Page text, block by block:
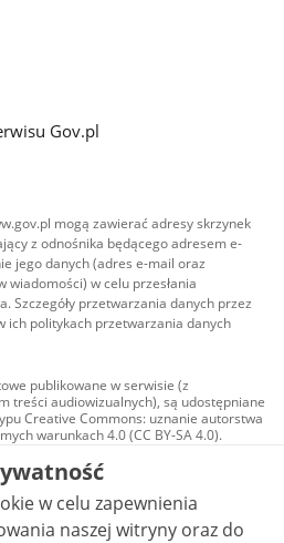
Gov.pl
mogą zawierać adresy skrzynek
z odnośnika będącego adresem e-
jego danych (adres e-mail oraz
wiadomości) w celu przesłania
Szczegóły przetwarzania danych przez
ich politykach przetwarzania danych
publikowane w serwisie (z
treści audiowizualnych), są udostępniane
Creative Commons: uznanie autorstwa
warunkach 4.0 (CC BY-SA 4.0).
w tym zdjęcia, materiały
są udostępniane na licencji typu
uznanie autorstwa użycie
- bez utworów zależnych 4.0 (CC BY-
o ile nie jest to stwierdzone inaczej.
w celu zapewnienia
naszej witryny oraz do